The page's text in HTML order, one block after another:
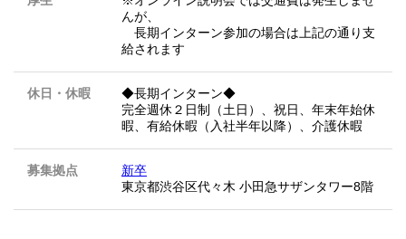
んが、
長期インターン参加の場合は上記の通り支
給されます
休日・休暇
◆長期インターン◆
完全週休２日制（土日）、祝日、年末年始休
暇、有給休暇（入社半年以降）、介護休暇
募集拠点
新卒
東京都渋谷区代々木 小田急サザンタワー8階